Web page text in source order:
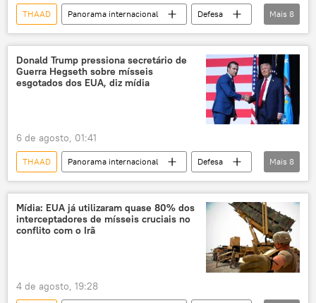
Andrew Feinberg
Estados Unidos
Vale do Silício
Congresso
Lockheed Martin
Northrop Grumman
Patriot
Casa Branca
THAAD Panorama internacional
Defesa
Donald Trump
Irã
Estados Unidos
Brasil
Forças Armadas dos EUA
ATACMS
Patriot
Mais 8
Donald Trump pressiona secretário de
Guerra Hegseth sobre mísseis
esgotados dos EUA, diz mídia
6 de agosto, 01:41
THAAD Panorama internacional
Defesa
Donald Trump
Pete Hegseth
Irã
Estados Unidos
Washington
ATACMS
Casa Branca mísseis
Mais 8
Mídia: EUA já utilizaram quase 80% dos
interceptadores de mísseis cruciais no
conflito com o Irã
4 de agosto, 19:28